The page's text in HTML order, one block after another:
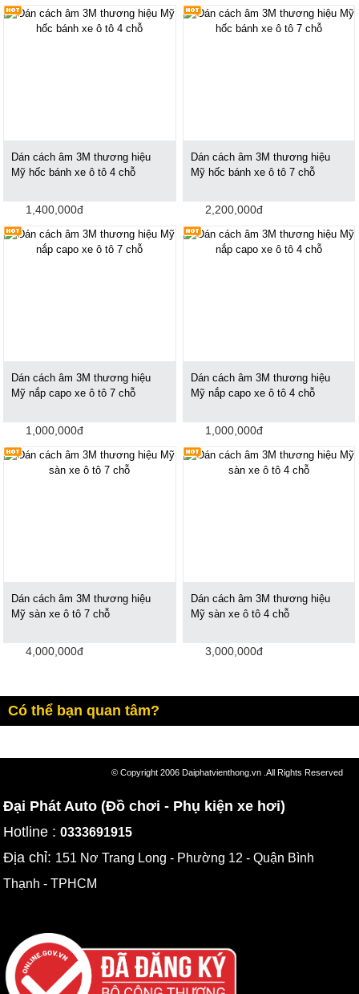
Dán cách âm 3M thương hiệu
Mỹ hốc bánh xe ô tô 4 chỗ
1,400,000đ
Dán cách âm 3M thương hiệu
Mỹ hốc bánh xe ô tô 7 chỗ
2,200,000đ
Dán cách âm 3M thương hiệu
Mỹ nắp capo xe ô tô 7 chỗ
1,000,000đ
Dán cách âm 3M thương hiệu
Mỹ nắp capo xe ô tô 4 chỗ
1,000,000đ
Dán cách âm 3M thương hiệu
Mỹ sàn xe ô tô 7 chỗ
4,000,000đ
Dán cách âm 3M thương hiệu
Mỹ sàn xe ô tô 4 chỗ
3,000,000đ
Có thể bạn quan tâm?
© Copyright 2006 Daiphatvienthong.vn .All Rights Reserved
Đại Phát Auto (Đồ chơi - Phụ kiện xe hơi)
Hotline :0333691915
Địa chỉ: 151 Nơ Trang Long - Phường 12 - Quận Bình
Thạnh - TPHCM